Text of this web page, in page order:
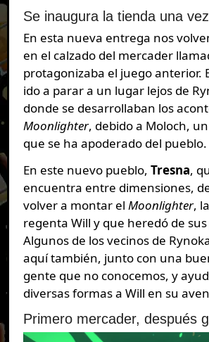
Se inaugura la tienda una
En esta nueva entrega nos
en el calzado del mercader
protagonizaba el juego anterior.
ido a parar a un lugar lejos de
donde se desarrollaban los
Moonlighter, debido a Moloch,
que se ha apoderado del pueblo.
En este nuevo pueblo, Tresna,
encuentra entre dimensiones,
volver a montar el Moonlighter,
regenta Will y que heredó de
Algunos de los vecinos de
aquí también, junto con una
gente que no conocemos, y
diversas formas a Will en su
Primero mercader, después